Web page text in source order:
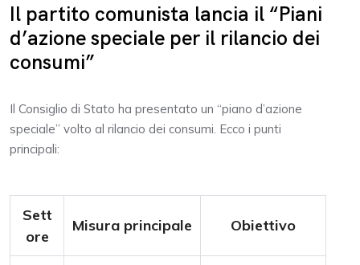
Il partito comunista lancia il “Piani
d’azione speciale per il rilancio dei
consumi”
Il Consiglio di Stato ha presentato un “piano d’azione
speciale” volto al rilancio dei consumi. Ecco i punti
principali:
Sett
ore
Misura principale Obiettivo